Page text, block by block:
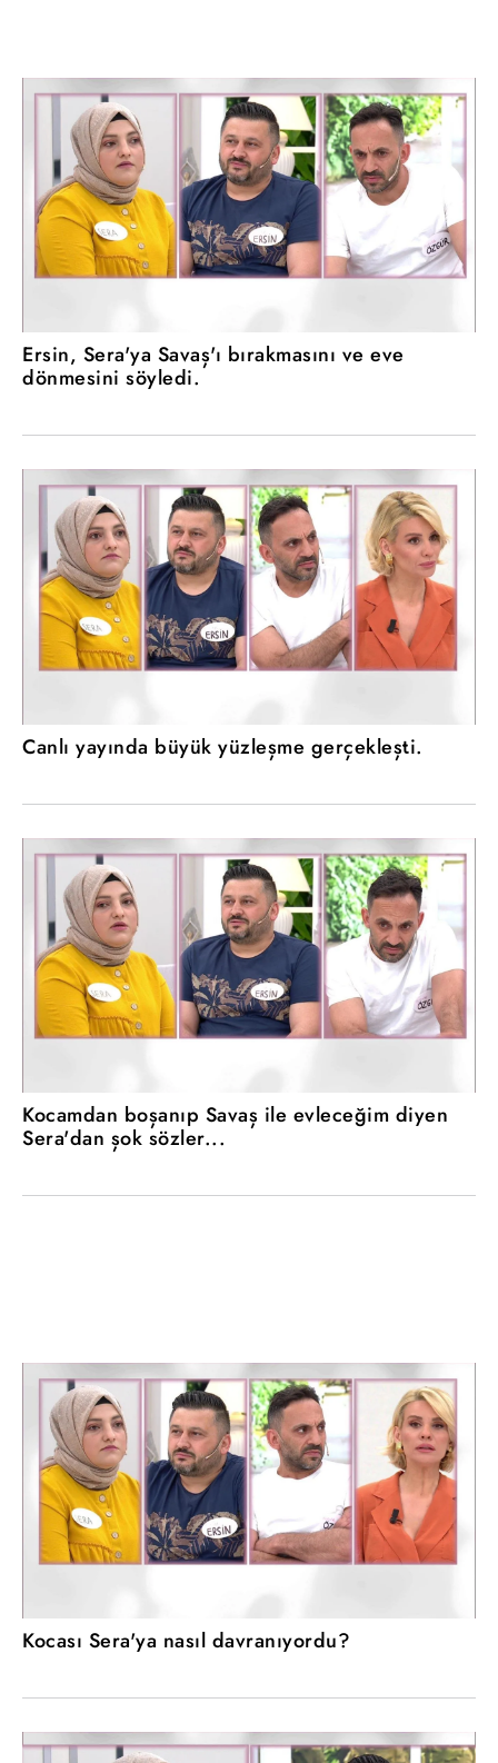
Ersin, Sera'ya Savaş'ı bırakmasını ve eve
dönmesini söyledi.
Canlı yayında büyük yüzleşme gerçekleşti.
Kocamdan boşanıp Savaş ile evleceğim diyen
Sera'dan şok sözler...
Kocası Sera'ya nasıl davranıyordu?